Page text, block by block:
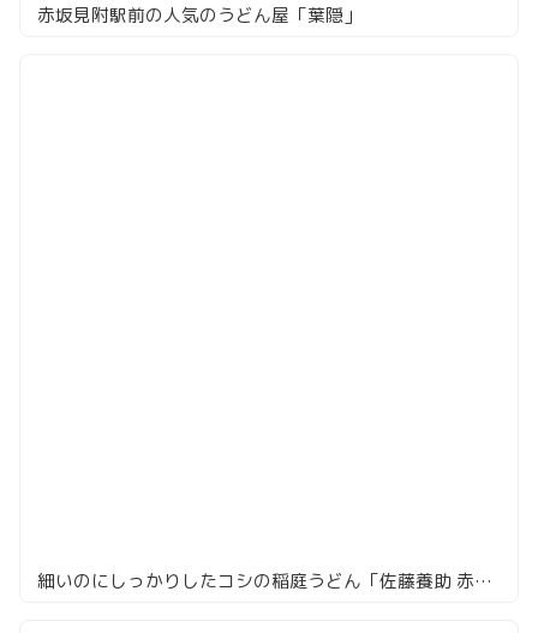
赤坂見附駅前の人気のうどん屋「葉隠」
細いのにしっかりしたコシの稲庭うどん「佐藤養助 赤坂店」